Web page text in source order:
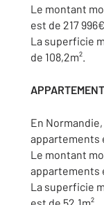
Le montant
est de 217
La superficie
de 108,2m².
En
appartements
Le montant
appartements
La superficie